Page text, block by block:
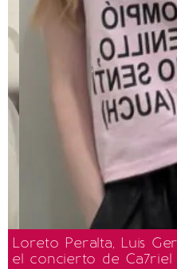
Loreto Peralta, Luis
el concierto de